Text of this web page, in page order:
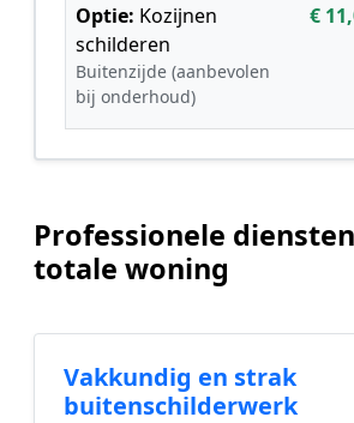
Optie: Kozijnen
schilderen
Buitenzijde (aanbevolen
bij onderhoud)
€
Professionele
totale woning
Vakkundig en strak
buitenschilderwerk